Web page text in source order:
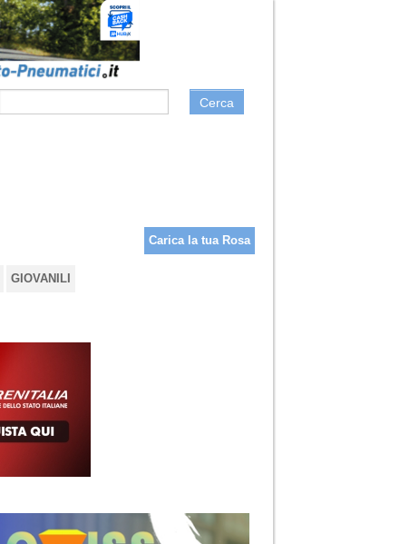
Cerca
Carica la tua Rosa
GIOVANILI